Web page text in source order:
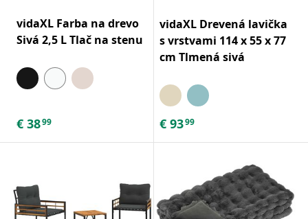
vidaXL Farba na drevo
Sivá 2,5 L Tlač na stenu
€ 3899
vidaXL Drevená lavička
s vrstvami 114 x 55 x 77
cm Tlmená sivá
€ 9399